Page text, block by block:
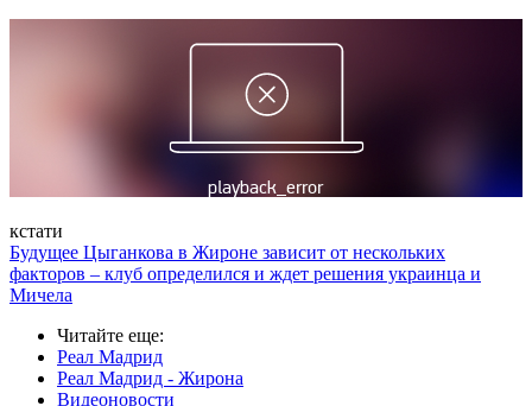
кстати
Будущее Цыганкова в Жироне зависит от нескольких
факторов – клуб определился и ждет решения украинца и
Мичела
Читайте еще:
Реал Мадрид
Реал Мадрид - Жирона
Видеоновости